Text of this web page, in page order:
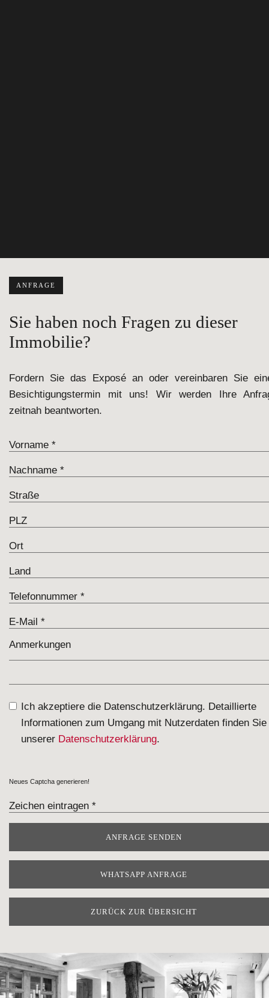
ANFRAGE
Sie haben noch Fragen zu dieser
Immobilie?
Fordern Sie das Exposé an oder vereinbaren Sie
Besichtigungstermin mit uns! Wir werden Ihre
zeitnah beantworten.
Ich akzeptiere die Datenschutzerklärung. Detaillierte
Informationen zum Umgang mit Nutzerdaten finden Sie
unserer Datenschutzerklärung.
Neues Captcha generieren!
WHATSAPP ANFRAGE
ZURÜCK ZUR ÜBERSICHT